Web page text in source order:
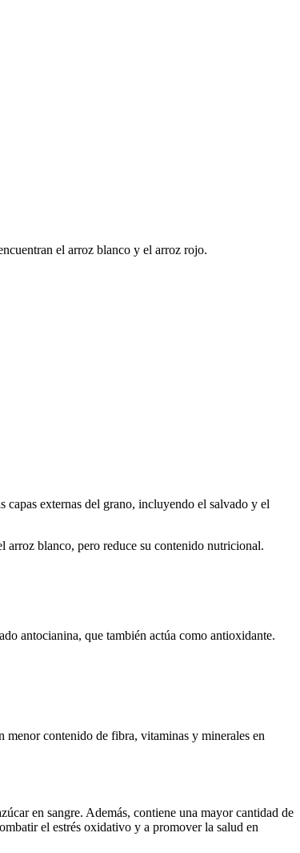
el arroz blanco y el arroz rojo.
capas externas del grano, incluyendo el salvado y el
arroz blanco, pero reduce su contenido nutricional.
antocianina, que también actúa como antioxidante.
menor contenido de fibra, vitaminas y minerales en
en sangre. Además, contiene una mayor cantidad de
el estrés oxidativo y a promover la salud en